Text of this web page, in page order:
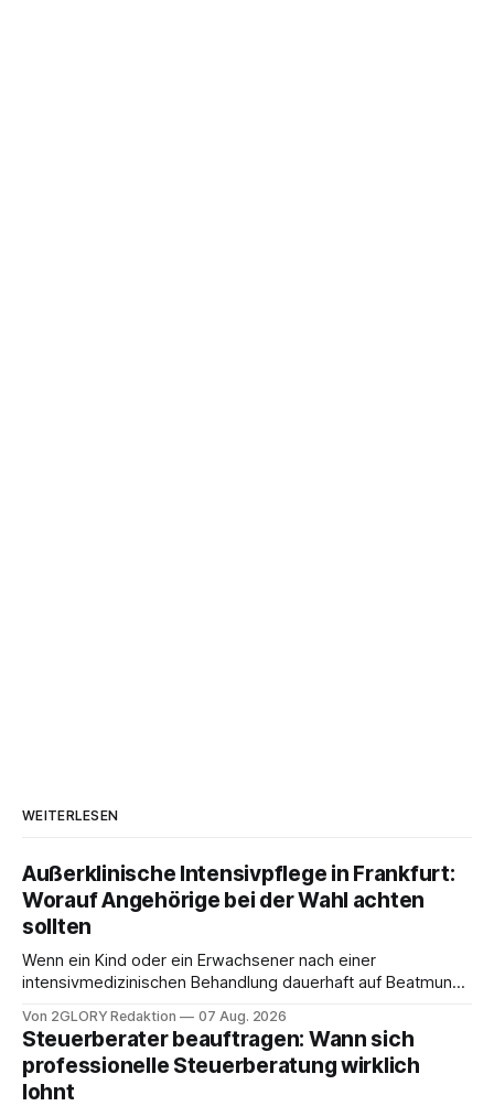
WEITERLESEN
Außerklinische Intensivpflege in Frankfurt:
Worauf Angehörige bei der Wahl achten
sollten
Wenn ein Kind oder ein Erwachsener nach einer
intensivmedizinischen Behandlung dauerhaft auf Beatmung
angewiesen ist, stellt sich für Familien eine schwierige
Frage: Muss die Versorgung dauerhaft in der Klinik bleiben –
oder ist ein Leben zu Hause möglich? Die außerklinische
Intensivpflege bietet genau diese Alternative: Sie
Von 2GLORY Redaktion 07 Aug. 2026
Steuerberater beauftragen: Wann sich
professionelle Steuerberatung wirklich
lohnt